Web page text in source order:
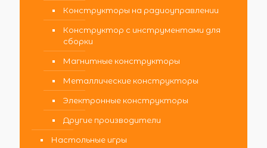
Конструкторы на радиоуправлении
Конструктор с инструментами для
сборки
Магнитные конструкторы
Металлические конструкторы
Электронные конструкторы
Другие производители
Настольные игры